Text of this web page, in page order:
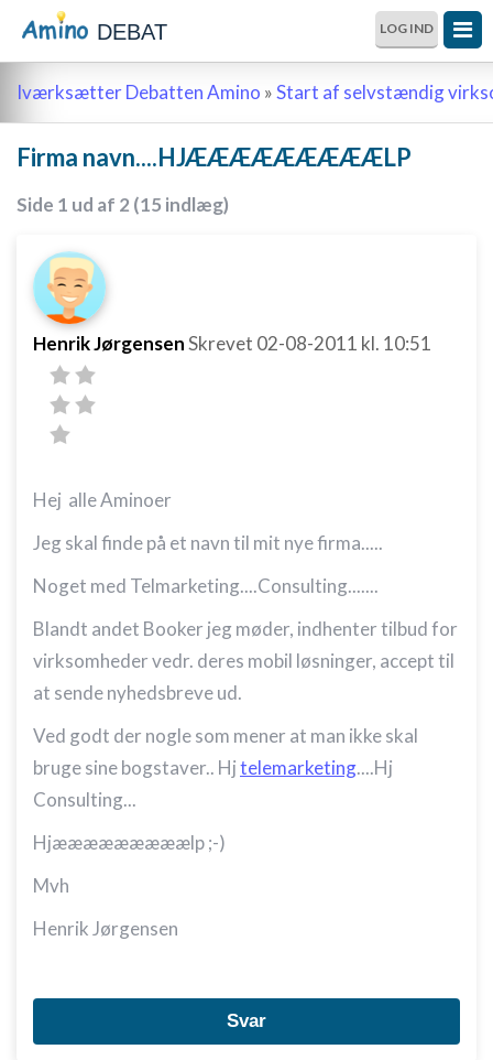
DEBAT LOG IND
Iværksætter Debatten Amino »Start af selvstændig
Firma navn....HJÆÆÆÆÆÆÆÆÆLP
Side 1 ud af 2 (15 indlæg)
Henrik JørgensenSkrevet 02-08-2011 kl. 10:51
Hej alle Aminoer
Jeg skal finde på et navn til mit nye firma.....
Noget med Telmarketing....Consulting.......
Blandt andet Booker jeg møder, indhenter tilbud for
virksomheder vedr. deres mobil løsninger, accept til
at sende nyhedsbreve ud.
Ved godt der nogle som mener at man ikke skal
bruge sine bogstaver.. Hjtelemarketing....Hj
Consulting...
Hjææææææææælp ;-)
Mvh
Henrik Jørgensen
Svar